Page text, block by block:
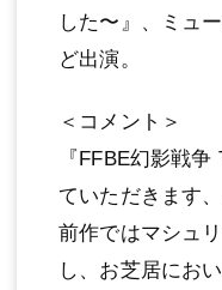
した〜』、ミュ
ど出演。
＜コメント＞
『FFBE幻影戦
ていただきます
前作ではマシュ
し、お芝居にお